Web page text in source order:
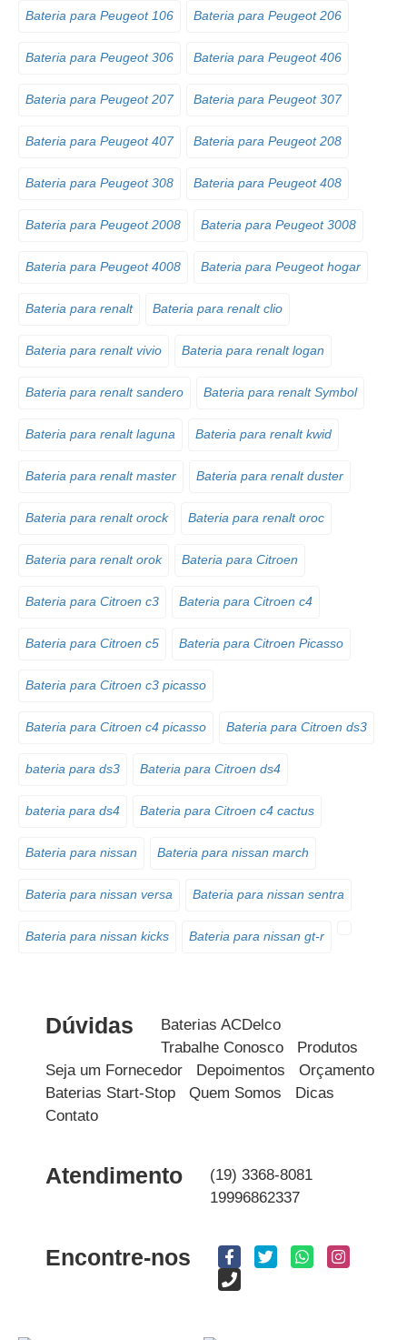
Bateria para Peugeot 106 Bateria para Peugeot 206
Bateria para Peugeot 306 Bateria para Peugeot 406
Bateria para Peugeot 207 Bateria para Peugeot 307
Bateria para Peugeot 407 Bateria para Peugeot 208
Bateria para Peugeot 308 Bateria para Peugeot 408
Bateria para Peugeot 2008 Bateria para Peugeot 3008
Bateria para Peugeot 4008 Bateria para Peugeot hogar
Bateria para renalt Bateria para renalt clio
Bateria para renalt vivio Bateria para renalt logan
Bateria para renalt sandero Bateria para renalt Symbol
Bateria para renalt laguna Bateria para renalt kwid
Bateria para renalt master Bateria para renalt duster
Bateria para renalt orock Bateria para renalt oroc
Bateria para renalt orok Bateria para Citroen
Bateria para Citroen c3 Bateria para Citroen c4
Bateria para Citroen c5 Bateria para Citroen Picasso
Bateria para Citroen c3 picasso
Bateria para Citroen c4 picasso Bateria para Citroen ds3
bateria para ds3 Bateria para Citroen ds4
bateria para ds4 Bateria para Citroen c4 cactus
Bateria para nissan Bateria para nissan march
Bateria para nissan versa Bateria para nissan sentra
Bateria para nissan kicks Bateria para nissan gt-r
Dúvidas
Baterias ACDelco
Trabalhe Conosco
Produtos
Seja um Fornecedor
Depoimentos
Orçamento
Baterias Start-Stop
Quem Somos
Dicas
Contato
Atendimento
(19) 3368-8081
19996862337
Encontre-nos